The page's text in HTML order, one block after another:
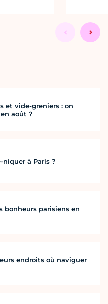
et vide-greniers : on
août ?
niquer à Paris ?
bonheurs parisiens en
endroits où naviguer